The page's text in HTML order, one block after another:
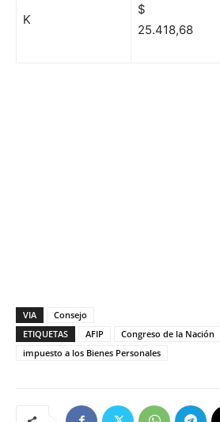
K
$
25.418,68
VIA
Consejo
ETIQUETAS
AFIP
Congreso de la Nación
impuesto a los Bienes Personales